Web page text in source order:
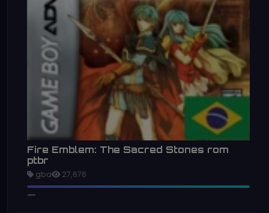
Fire Emblem: The Sacred Stones rom
ptbr
gba 27,676